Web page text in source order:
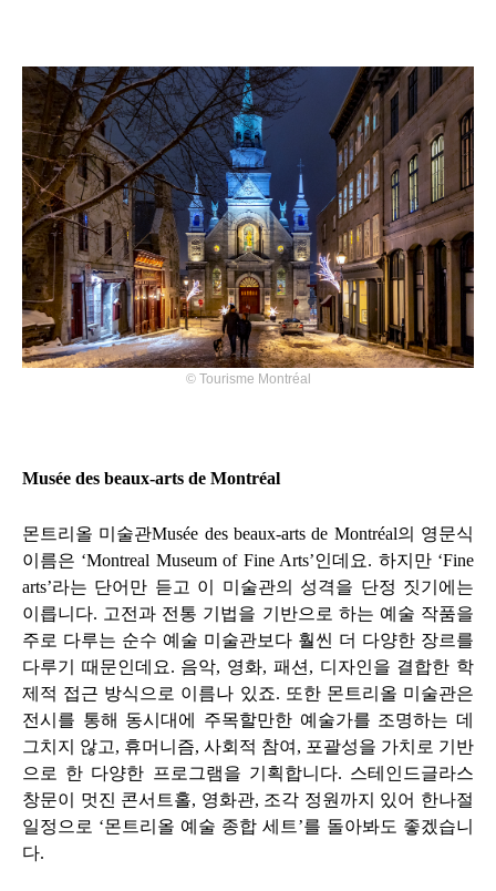
© Tourisme Montréal
Musée des beaux-arts de Montréal
몬트리올 미술관Musée des beaux-arts de Montréal의 영문식
이름은 ‘Montreal Museum of Fine Arts’인데요. 하지만‘Fine
arts’라는 단어만 듣고 이 미술관의 성격을 단정 짓기에는
이릅니다. 고전과 전통 기법을 기반으로 하는 예술 작품을
주로 다루는 순수 예술 미술관보다 훨씬 더 다양한 장르를
다루기 때문인데요. 음악, 영화, 패션 , 디자인을 결합한 학
제적 접근 방식으로 이름나 있죠. 또한 몬트리올 미술관은
전시를 통해 동시대에 주목할만한 예술가를 조명하는 데
그치지 않고, 휴머니즘, 사회적 참여 , 포괄성을 가치로 기반
으로 한 다양한 프로그램을 기획합니다. 스테인드글라스
창문이 멋진 콘서트홀, 영화관, 조각 정원까지 있어 한나절
일정으로 ‘몬트리올 예술 종합 세트’를 돌아봐도 좋겠습니
다.